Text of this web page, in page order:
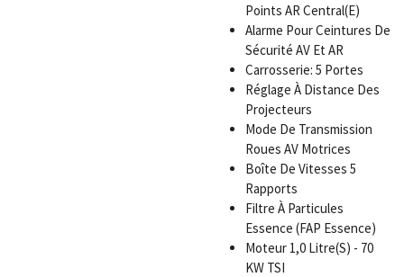
Points AR Central(E)
Alarme Pour Ceintures De
Sécurité AV Et AR
Carrosserie: 5 Portes
Réglage À Distance Des
Projecteurs
Mode De Transmission
Roues AV Motrices
Boîte De Vitesses 5
Rapports
Filtre À Particules
Essence (FAP Essence)
Moteur 1,0 Litre(S) - 70
KW TSI